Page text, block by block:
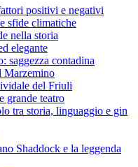
positivi e negativi
sfide climatiche
nella storia
elegante
saggezza contadina
Marzemino
del Friuli
grande teatro
tra storia, linguaggio e gin
Shaddock e la leggenda